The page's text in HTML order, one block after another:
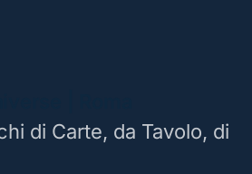
di Carte, da Tavolo, di